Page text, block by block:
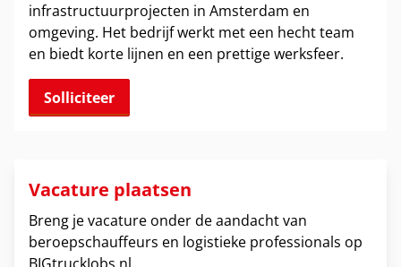
infrastructuurprojecten in Amsterdam en
omgeving. Het bedrijf werkt met een hecht team
en biedt korte lijnen en een prettige werksfeer.
Solliciteer
Vacature plaatsen
Breng je vacature onder de aandacht van
beroepschauffeurs en logistieke professionals op